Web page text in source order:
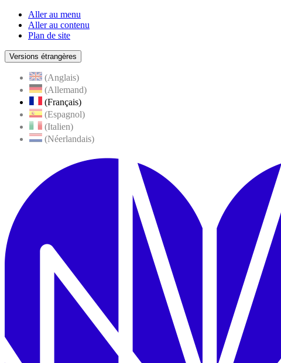
Aller au menu
Aller au contenu
Plan de site
Versions étrangères
(Anglais)
(Allemand)
(Français)
(Espagnol)
(Italien)
(Néerlandais)